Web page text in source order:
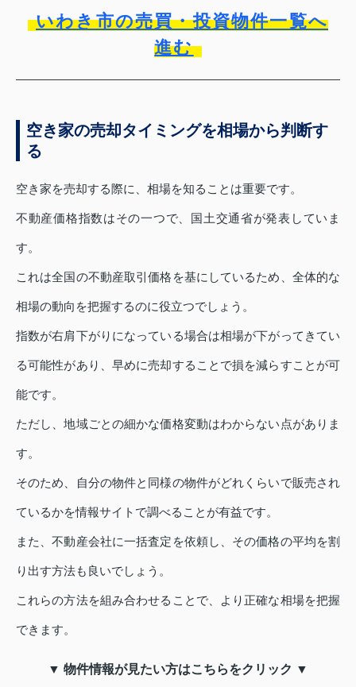
いわき市の売買・投資物件一覧へ
進む
空き家の売却タイミングを相場から判断す
る
空き家を売却する際に、相場を知ることは重要です。
不動産価格指数はその一つで、国土交通省が発表していま
す。
これは全国の不動産取引価格を基にしているため、全体的な
相場の動向を把握するのに役立つでしょう。
指数が右肩下がりになっている場合は相場が下がってきてい
る可能性があり、早めに売却することで損を減らすことが可
能です。
ただし、地域ごとの細かな価格変動はわからない点がありま
す。
そのため、自分の物件と同様の物件がどれくらいで販売され
ているかを情報サイトで調べることが有益です。
また、不動産会社に一括査定を依頼し、その価格の平均を割
り出す方法も良いでしょう。
これらの方法を組み合わせることで、より正確な相場を把握
できます。
▼ 物件情報が見たい方はこちらをクリック ▼